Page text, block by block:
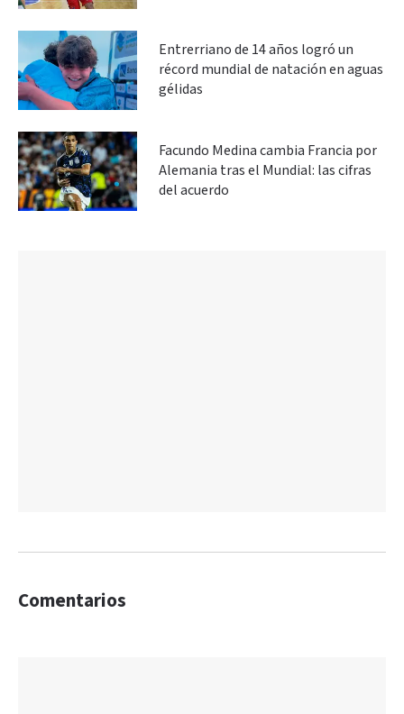
Entrerriano de 14 años logró un
récord mundial de natación en aguas
gélidas
Facundo Medina cambia Francia por
Alemania tras el Mundial: las cifras
del acuerdo
Comentarios